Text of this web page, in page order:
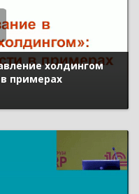
холдингом
примерах